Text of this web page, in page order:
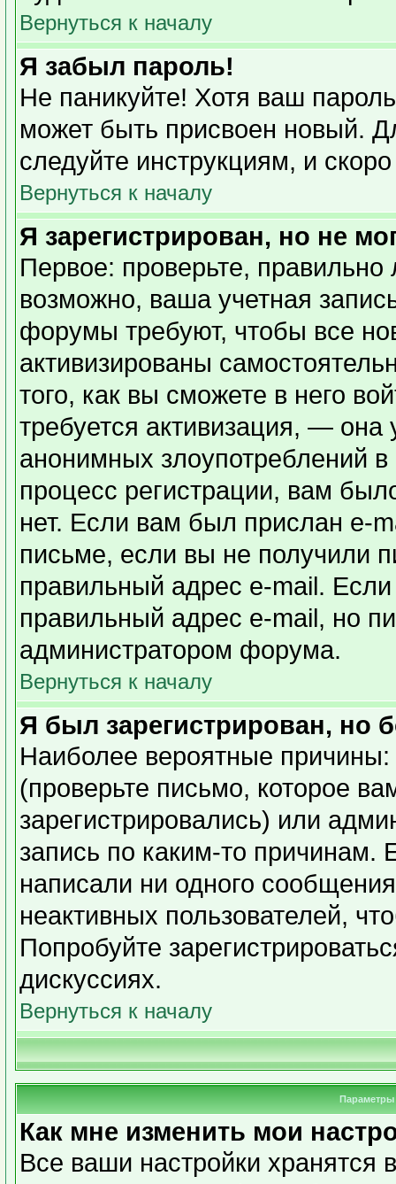
Вернуться к началу
Я забыл пароль!
Не паникуйте! Хотя ваш
может быть присвоен новый.
следуйте инструкциям, и
Вернуться к началу
Я зарегистрирован, но не
Первое: проверьте,
возможно, ваша учетная
форумы требуют, чтобы все
активизированы
того, как вы сможете в него
требуется активизация, —
анонимных злоупотреблений
процесс регистрации, вам
нет. Если вам был прислан e-
письме, если вы не получили
правильный адрес e-mail.
правильный адрес e-mail, но
администратором форума.
Вернуться к началу
Я был зарегистрирован, но
Наиболее вероятные
(проверьте письмо, которое
зарегистрировались) или
запись по каким-то причинам.
написали ни одного
неактивных пользователей,
Попробуйте
дискуссиях.
Вернуться к началу
Параметры
Как мне изменить мои
Все ваши настройки хранятся